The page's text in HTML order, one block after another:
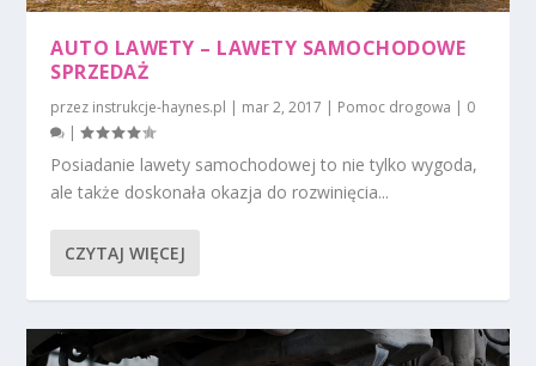
AUTO LAWETY – LAWETY SAMOCHODOWE
SPRZEDAŻ
przez instrukcje-haynes.pl | mar 2, 2017 | Pomoc drogowa | 0
|
Posiadanie lawety samochodowej to nie tylko wygoda,
ale także doskonała okazja do rozwinięcia...
CZYTAJ WIĘCEJ